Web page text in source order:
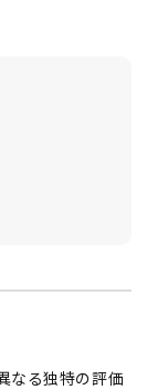
なる独特の評価